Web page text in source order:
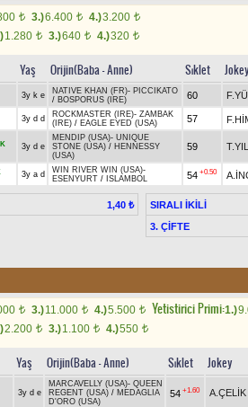
t 3.)6.400 t 4.)3.200 t
1.280 t 3.)640 t 4.)320 t
Yaş Orijin(Baba - Anne) Sıklet
3y k e NATIVE KHAN (FR)- PICCIKATO
/ BOSPORUS (IRE) 60
3y d d ROCKMASTER (IRE)- ZAMBAK
(IRE) / EAGLE EYED (USA) 57
3y d e
MENDIP (USA)- UNIQUE
STONE (USA) / HENNESSY
(USA)
59
3y a d WIN RIVER WIN (USA)-
ESENYURT / ISLAMBOL 54 +0.50
1,40 ₺
SIRALI İKİLİ
3. ÇİFTE
t 3.)11.000 t 4.)5.500 t Yetistirici Primi:1.)
2.200 t 3.)1.100 t 4.)550 t
Yaş Orijin(Baba - Anne) Sıklet Jokey
3y d e
MARCAVELLY (USA)- QUEEN
REGENT (USA) / MEDAGLIA
D'ORO (USA)
54 +1.60 A.ÇELİK